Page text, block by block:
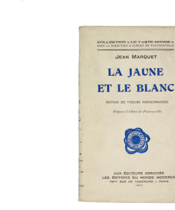
La jaune et le
blanc, roman des
mœurs
indochinoise,
Jean Marquet,
Paris, 1927, ©
ANOM